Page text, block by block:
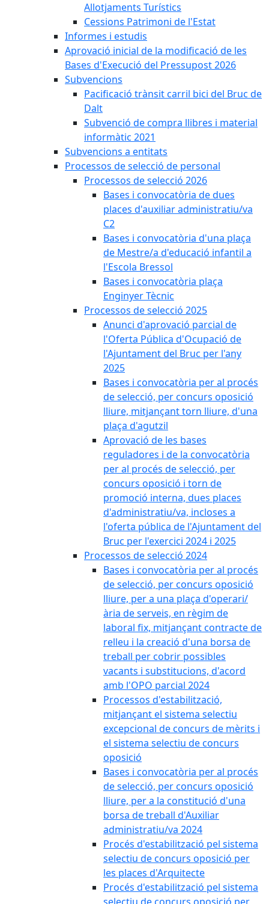
Allotjaments Turístics
Cessions Patrimoni de l'Estat
Informes i estudis
Aprovació inicial de la modificació de les
Bases d'Execució del Pressupost 2026
Subvencions
Pacificació trànsit carril bici del Bruc de
Dalt
Subvenció de compra llibres i material
informàtic 2021
Subvencions a entitats
Processos de selecció de personal
Processos de selecció 2026
Bases i convocatòria de dues
places d'auxiliar administratiu/va
C2
Bases i convocatòria d'una plaça
de Mestre/a d'educació infantil a
l'Escola Bressol
Bases i convocatòria plaça
Enginyer Tècnic
Processos de selecció 2025
Anunci d'aprovació parcial de
l'Oferta Pública d'Ocupació de
l'Ajuntament del Bruc per l'any
2025
Bases i convocatòria per al procés
de selecció, per concurs oposició
lliure, mitjançant torn lliure, d'una
plaça d'agutzil
Aprovació de les bases
reguladores i de la convocatòria
per al procés de selecció, per
concurs oposició i torn de
promoció interna, dues places
d'administratiu/va, incloses a
l'oferta pública de l'Ajuntament del
Bruc per l'exercici 2024 i 2025
Processos de selecció 2024
Bases i convocatòria per al procés
de selecció, per concurs oposició
lliure, per a una plaça d'operari/
ària de serveis, en règim de
laboral fix, mitjançant contracte de
relleu i la creació d'una borsa de
treball per cobrir possibles
vacants i substitucions, d'acord
amb l'OPO parcial 2024
Processos d'estabilització,
mitjançant el sistema selectiu
excepcional de concurs de mèrits i
el sistema selectiu de concurs
oposició
Bases i convocatòria per al procés
de selecció, per concurs oposició
lliure, per a la constitució d'una
borsa de treball d'Auxiliar
administratiu/va 2024
Procés d'estabilització pel sistema
selectiu de concurs oposició per
les places d'Arquitecte
Procés d'estabilització pel sistema